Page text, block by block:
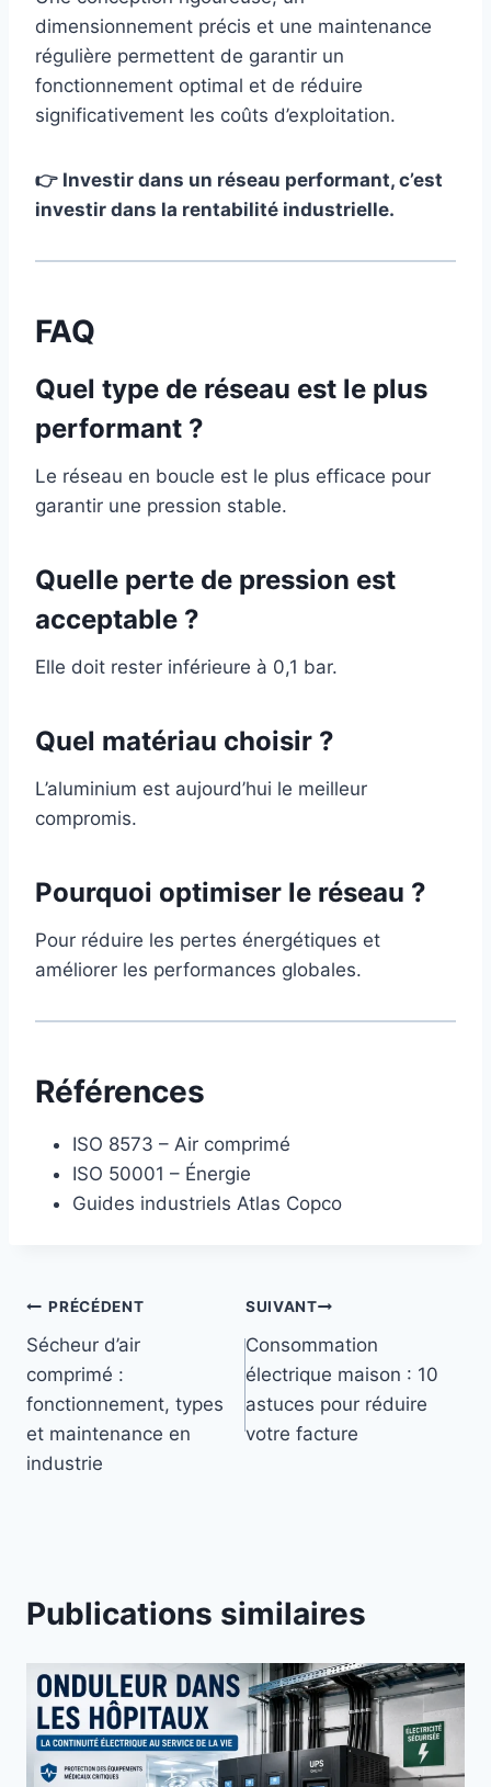
dimensionnement précis et une maintenance
régulière permettent de garantir un
fonctionnement optimal et de réduire
significativement les coûts d’exploitation.
👉 Investir dans un réseau performant, c’est
investir dans la rentabilité industrielle.
FAQ
Quel type de réseau est le plus
performant ?
Le réseau en boucle est le plus efficace pour
garantir une pression stable.
Quelle perte de pression est
acceptable ?
Elle doit rester inférieure à 0,1 bar.
Quel matériau choisir ?
L’aluminium est aujourd’hui le meilleur
compromis.
Pourquoi optimiser le réseau ?
Pour réduire les pertes énergétiques et
améliorer les performances globales.
Références
ISO 8573 – Air comprimé
ISO 50001 – Énergie
Guides industriels Atlas Copco
Navigation
de
l’article
PRÉCÉDENT
Sécheur d’air
comprimé :
fonctionnement, types
et maintenance en
industrie
SUIVANT
Consommation
électrique maison : 10
astuces pour réduire
votre facture
Publications similaires